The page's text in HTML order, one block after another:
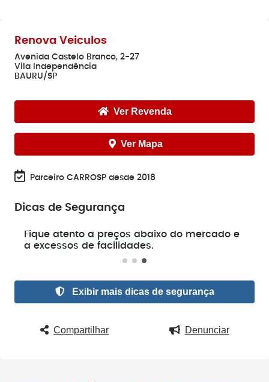
Renova Veiculos
Avenida Castelo Branco, 2-27
Vila Independência
BAURU/SP
Ver Revenda
Ver Mapa
Parceiro CARROSP desde 2018
Dicas de Segurança
Fique atento a preços abaixo do mercado e
a excessos de facilidades.
Exibir mais dicas de segurança
Compartilhar Denunciar